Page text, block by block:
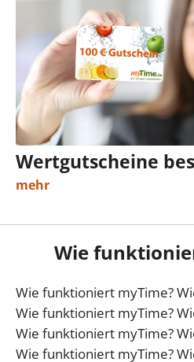
Wertgutscheine
mehr
Wie
Wie funktioniert myTime?
Wie funktioniert myTime?
Wie funktioniert myTime?
Wie funktioniert myTime?